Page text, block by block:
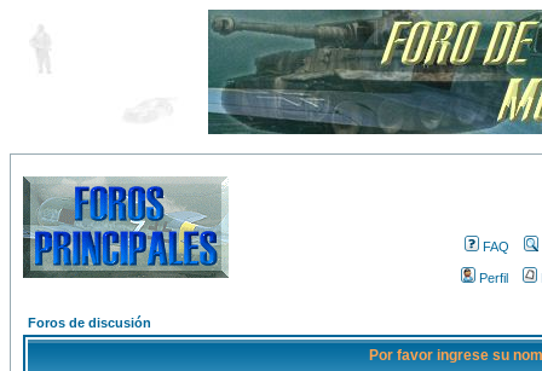
FAQ
Perfil
Foros de discusión
Por favor ingrese su